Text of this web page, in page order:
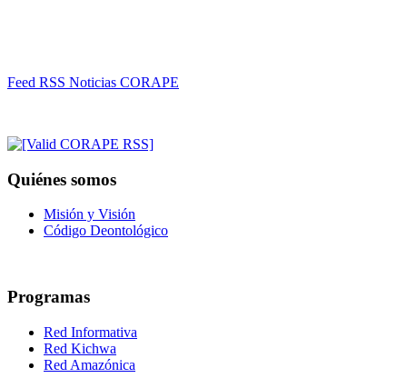
Feed RSS Noticias CORAPE
Quiénes somos
Misión y Visión
Código Deontológico
Programas
Red Informativa
Red Kichwa
Red Amazónica